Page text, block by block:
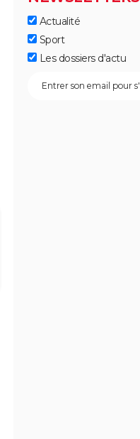
Actualité
Sport
Les dossiers d'actu